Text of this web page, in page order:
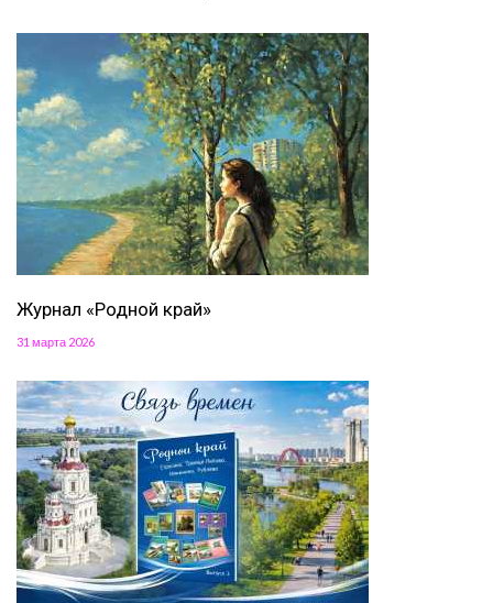
Журнал «Родной край»
31 марта 2026